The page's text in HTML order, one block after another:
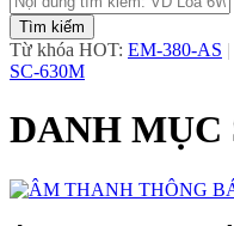
Từ khóa HOT: EM-380-AS |
SC-630M
DANH MỤC